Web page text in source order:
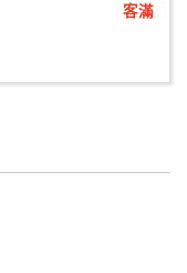
客滿